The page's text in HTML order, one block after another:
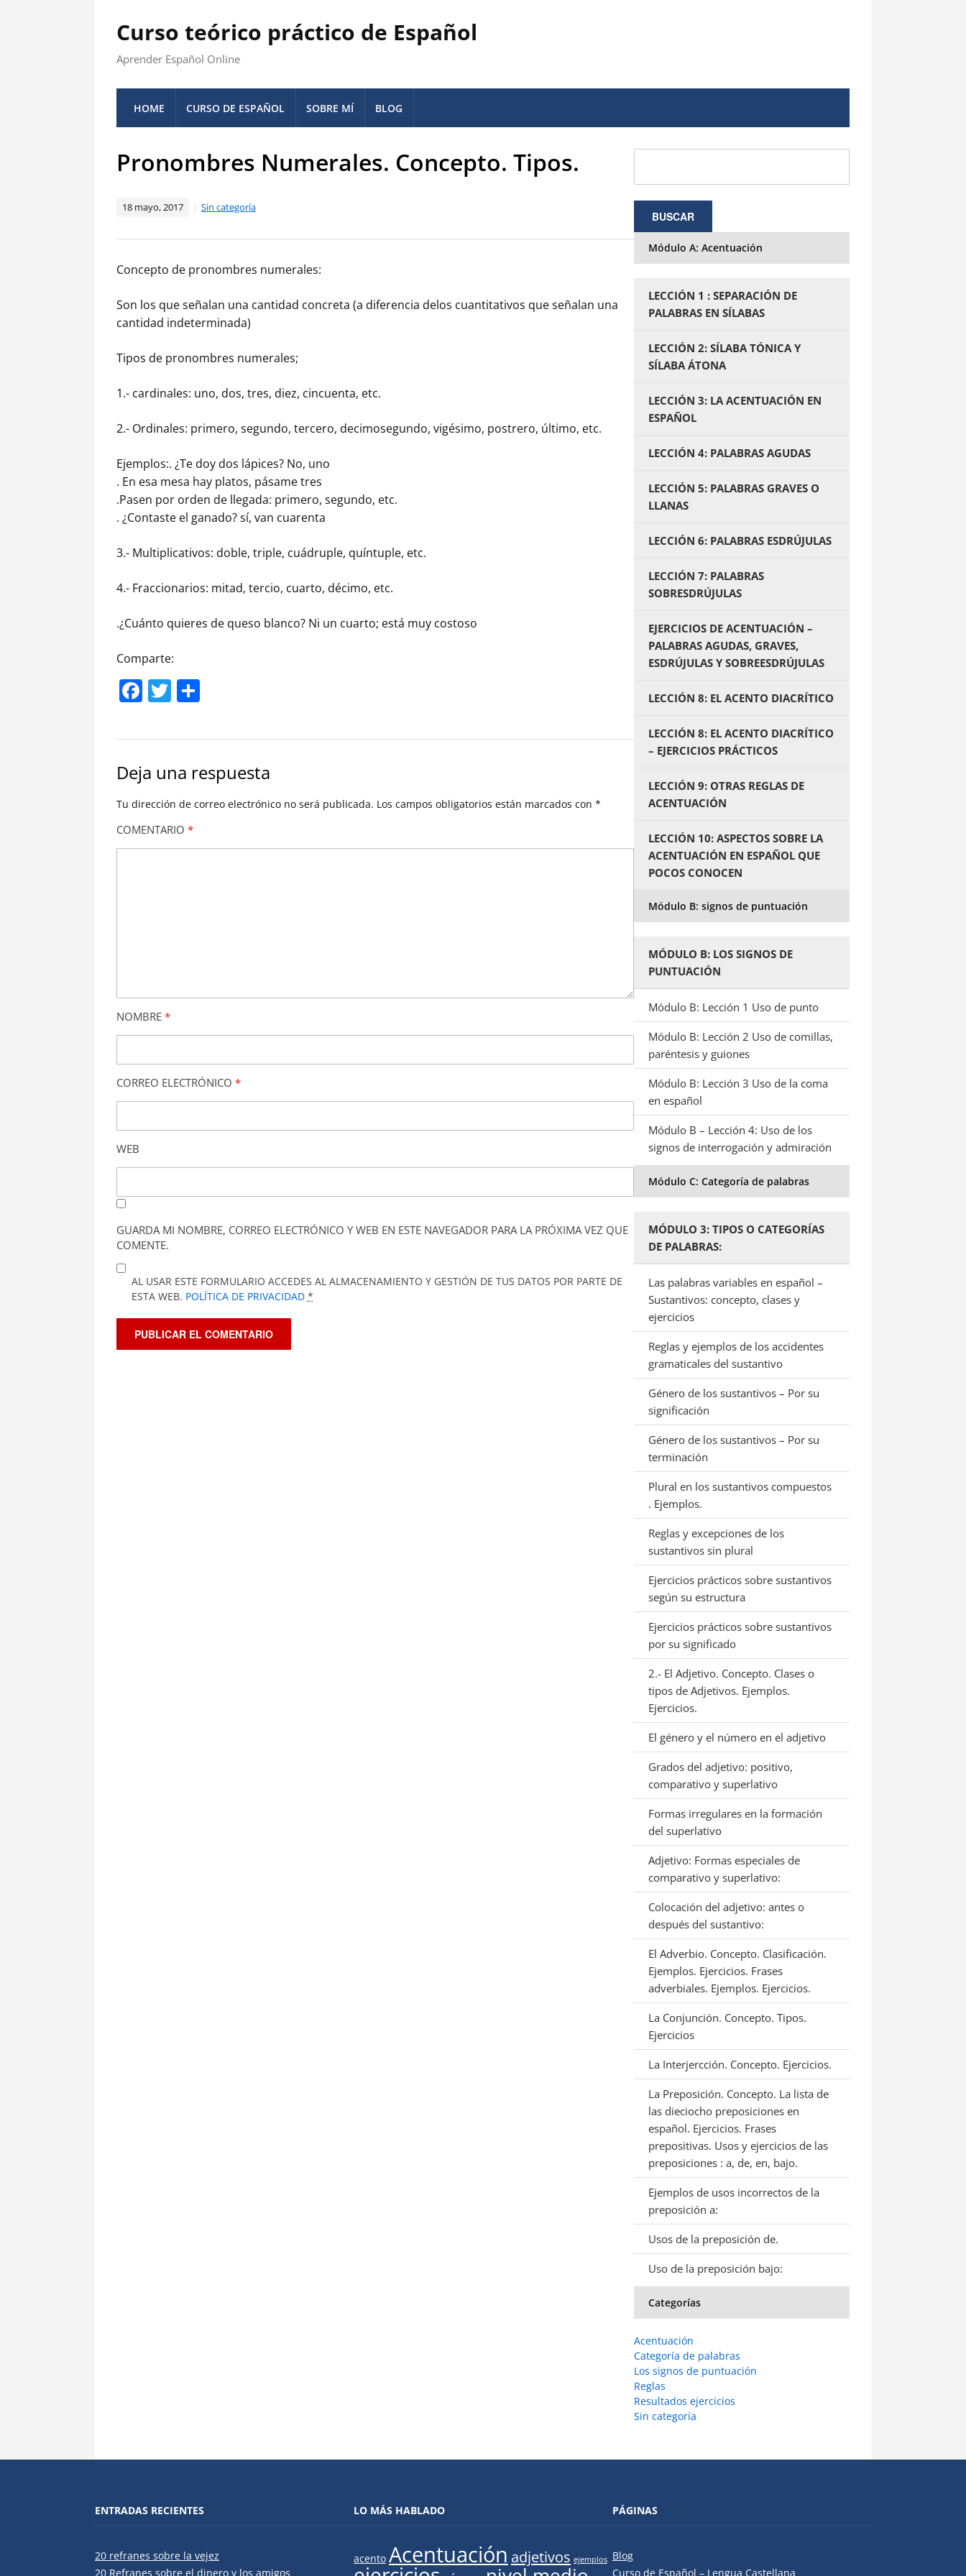
Curso teórico práctico de Español
Aprender Español Online
HOME CURSO DE ESPAÑOL SOBRE MÍ BLOG
Pronombres Numerales. Concepto. Tipos.
18 mayo, 2017 Sin categoría
Concepto de pronombres numerales:
Son los que señalan una cantidad concreta (a diferencia delos cuantitativos que señalan una
cantidad indeterminada)
Tipos de pronombres numerales;
1.- cardinales: uno, dos, tres, diez, cincuenta, etc.
2.- Ordinales: primero, segundo, tercero, decimosegundo, vigésimo, postrero, último, etc.
Ejemplos:. ¿Te doy dos lápices? No, uno
. En esa mesa hay platos, pásame tres
.Pasen por orden de llegada: primero, segundo, etc.
. ¿Contaste el ganado? sí, van cuarenta
3.- Multiplicativos: doble, triple, cuádruple, quíntuple, etc.
4.- Fraccionarios: mitad, tercio, cuarto, décimo, etc.
.¿Cuánto quieres de queso blanco? Ni un cuarto; está muy costoso
Comparte:
Facebook
Twitter
Deja una respuesta
Tu dirección de correo electrónico no será publicada. Los campos obligatorios están marcados con *
COMENTARIO *
NOMBRE *
CORREO ELECTRÓNICO *
WEB
GUARDA MI NOMBRE, CORREO ELECTRÓNICO Y WEB EN ESTE NAVEGADOR PARA LA PRÓXIMA VEZ QUE
COMENTE.
AL USAR ESTE FORMULARIO ACCEDES AL ALMACENAMIENTO Y GESTIÓN DE TUS DATOS POR PARTE DE
ESTA WEB. POLÍTICA DE PRIVACIDAD *
Módulo A: Acentuación
LECCIÓN 1 : SEPARACIÓN DE
PALABRAS EN SÍLABAS
LECCIÓN 2: SÍLABA TÓNICA Y
SÍLABA ÁTONA
LECCIÓN 3: LA ACENTUACIÓN EN
ESPAÑOL
LECCIÓN 4: PALABRAS AGUDAS
LECCIÓN 5: PALABRAS GRAVES O
LLANAS
LECCIÓN 6: PALABRAS ESDRÚJULAS
LECCIÓN 7: PALABRAS
SOBRESDRÚJULAS
EJERCICIOS DE ACENTUACIÓN –
PALABRAS AGUDAS, GRAVES,
ESDRÚJULAS Y SOBREESDRÚJULAS
LECCIÓN 8: EL ACENTO DIACRÍTICO
LECCIÓN 8: EL ACENTO DIACRÍTICO
– EJERCICIOS PRÁCTICOS
LECCIÓN 9: OTRAS REGLAS DE
ACENTUACIÓN
LECCIÓN 10: ASPECTOS SOBRE LA
ACENTUACIÓN EN ESPAÑOL QUE
POCOS CONOCEN
Módulo B: signos de puntuación
MÓDULO B: LOS SIGNOS DE
PUNTUACIÓN
Módulo B: Lección 1 Uso de punto
Módulo B: Lección 2 Uso de comillas,
paréntesis y guiones
Módulo B: Lección 3 Uso de la coma
en español
Módulo B – Lección 4: Uso de los
signos de interrogación y admiración
Módulo C: Categoría de palabras
MÓDULO 3: TIPOS O CATEGORÍAS
DE PALABRAS:
Las palabras variables en español –
Sustantivos: concepto, clases y
ejercicios
Reglas y ejemplos de los accidentes
gramaticales del sustantivo
Género de los sustantivos – Por su
significación
Género de los sustantivos – Por su
terminación
Plural en los sustantivos compuestos
. Ejemplos.
Reglas y excepciones de los
sustantivos sin plural
Ejercicios prácticos sobre sustantivos
según su estructura
Ejercicios prácticos sobre sustantivos
por su significado
2.- El Adjetivo. Concepto. Clases o
tipos de Adjetivos. Ejemplos.
Ejercicios.
El género y el número en el adjetivo
Grados del adjetivo: positivo,
comparativo y superlativo
Formas irregulares en la formación
del superlativo
Adjetivo: Formas especiales de
comparativo y superlativo:
Colocación del adjetivo: antes o
después del sustantivo:
El Adverbio. Concepto. Clasificación.
Ejemplos. Ejercicios. Frases
adverbiales. Ejemplos. Ejercicios.
La Conjunción. Concepto. Tipos.
Ejercicios
La Interjercción. Concepto. Ejercicios.
La Preposición. Concepto. La lista de
las dieciocho preposiciones en
español. Ejercicios. Frases
prepositivas. Usos y ejercicios de las
preposiciones : a, de, en, bajo.
Ejemplos de usos incorrectos de la
preposición a:
Usos de la preposición de.
Uso de la preposición bajo:
Categorías
Acentuación
Categoría de palabras
Los signos de puntuación
Reglas
Resultados ejercicios
Sin categoría
ENTRADAS RECIENTES
20 refranes sobre la vejez
20 Refranes sobre el dinero y los amigos
LO MÁS HABLADO
acento Acentuación adjetivos ejemplos
PÁGINAS
Blog
Curso de Español – Lengua Castellana